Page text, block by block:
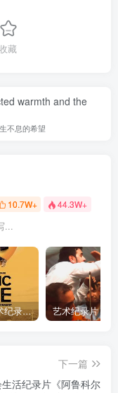
藏
warmth and the
不息的希望
10.7W+ 44.3W+
...
自然，工艺技术纪录片《原子能的希望 Atomic Hope – Inside the Pro-Nuclear Movement》下载
下一篇
活纪录片《阿鲁科尔